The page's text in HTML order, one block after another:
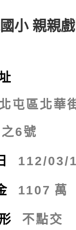
小 親親
屯區北華
6號
112/03/
1107 萬
不點交